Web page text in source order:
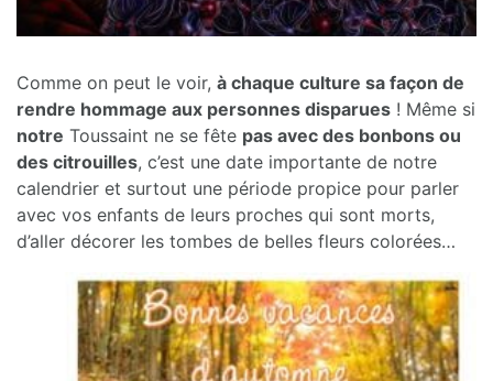
Comme on peut le voir, à chaque culture sa façon de
rendre hommage aux personnes disparues ! Même si
notre Toussaint ne se fête pas avec des bonbons ou
des citrouilles, c’est une date importante de notre
calendrier et surtout une période propice pour parler
avec vos enfants de leurs proches qui sont morts,
d’aller décorer les tombes de belles fleurs colorées…